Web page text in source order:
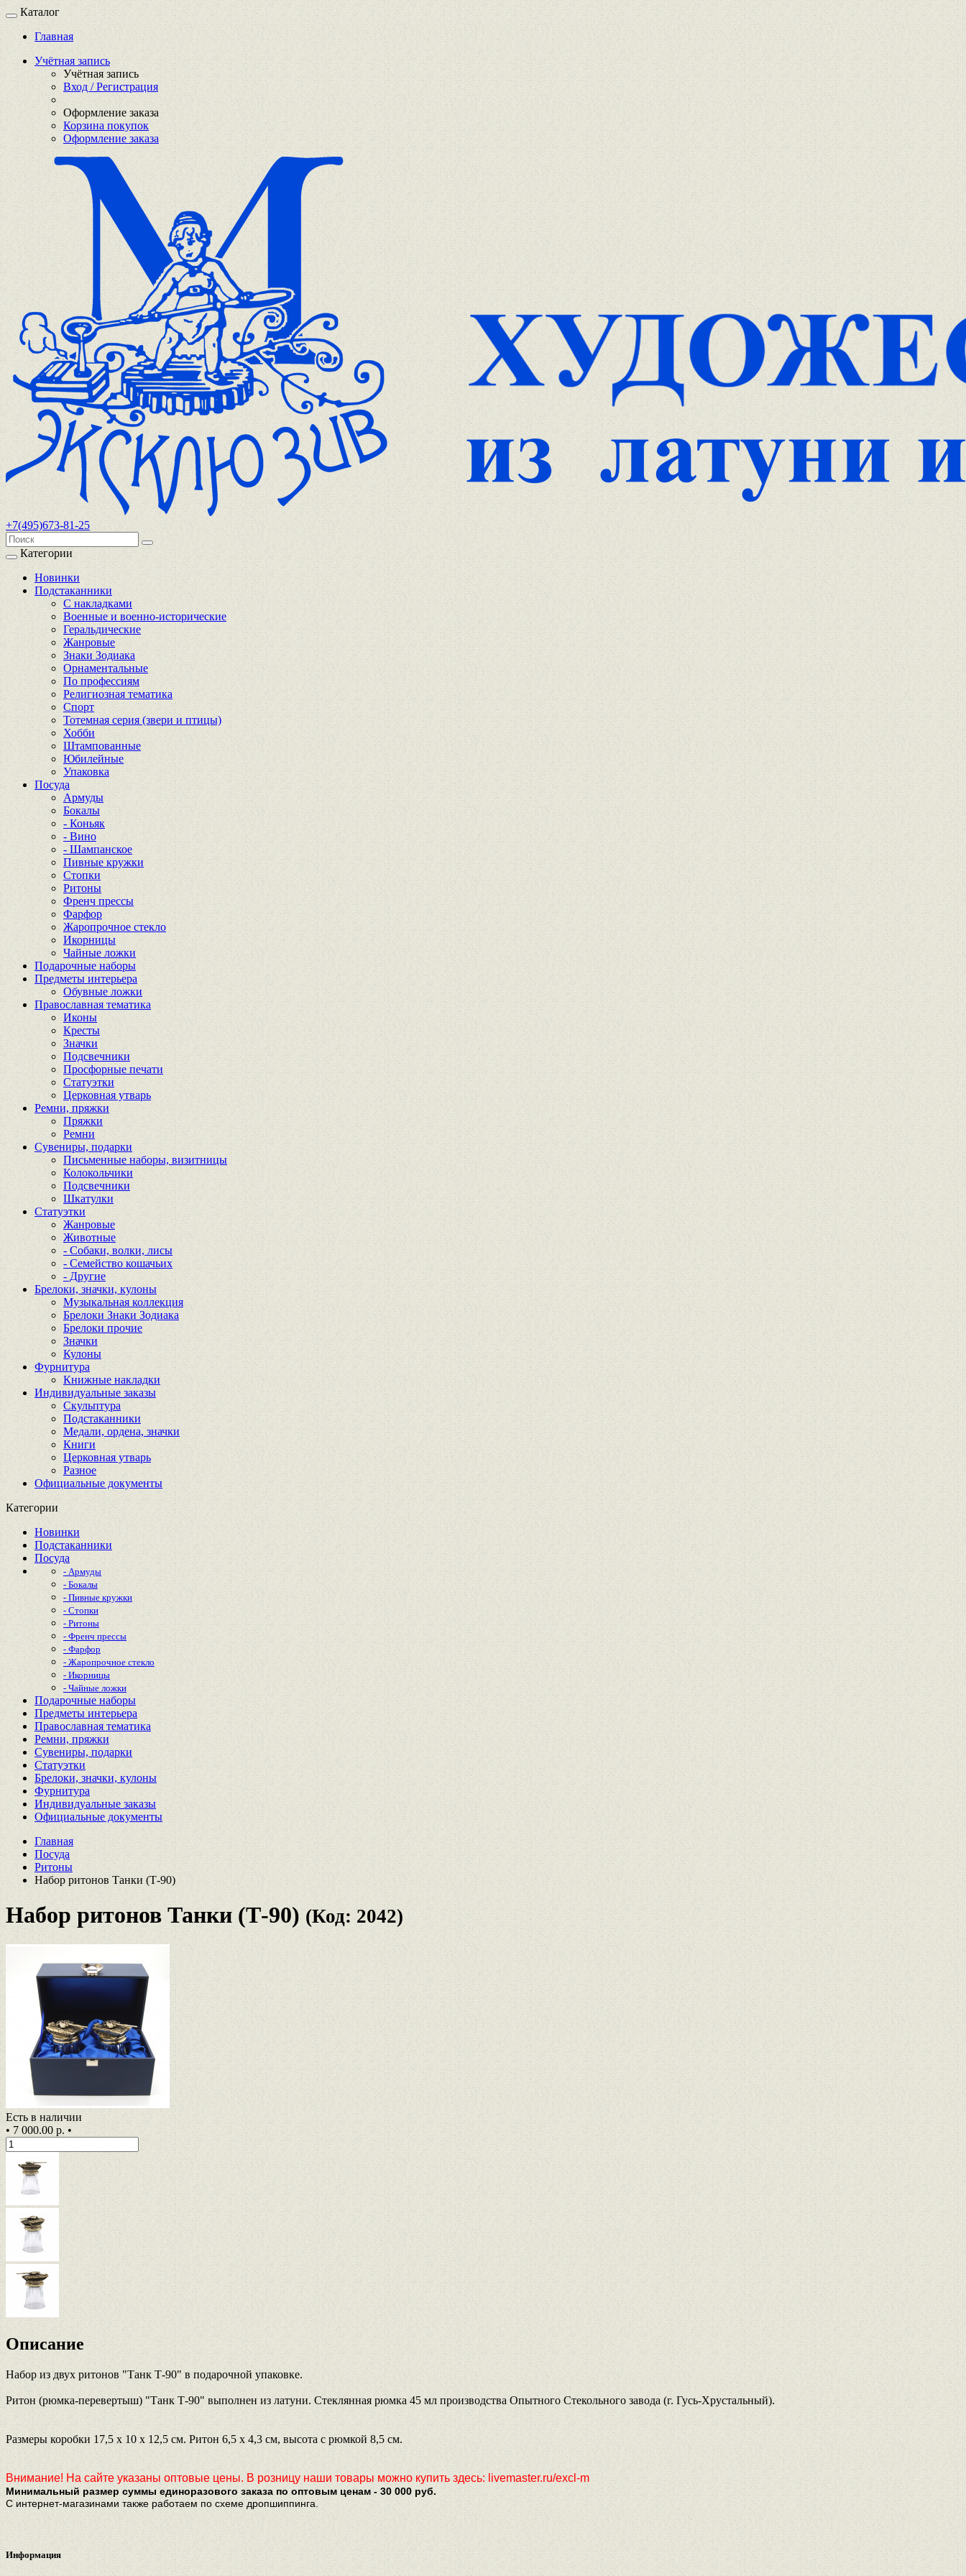
Каталог
Главная
Учётная запись
Учётная запись
Вход / Регистрация
Оформление заказа
Корзина покупок
Оформление заказа
+7(495)673-81-25
Категории
Новинки
Подстаканники
С накладками
Военные и военно-исторические
Геральдические
Жанровые
Знаки Зодиака
Орнаментальные
По профессиям
Религиозная тематика
Спорт
Тотемная серия (звери и птицы)
Хобби
Штампованные
Юбилейные
Упаковка
Посуда
Армуды
Бокалы
- Коньяк
- Вино
- Шампанское
Пивные кружки
Стопки
Ритоны
Френч прессы
Фарфор
Жаропрочное стекло
Икорницы
Чайные ложки
Подарочные наборы
Предметы интерьера
Обувные ложки
Православная тематика
Иконы
Кресты
Значки
Подсвечники
Просфорные печати
Статуэтки
Церковная утварь
Ремни, пряжки
Пряжки
Ремни
Сувениры, подарки
Письменные наборы, визитницы
Колокольчики
Подсвечники
Шкатулки
Статуэтки
Жанровые
Животные
- Собаки, волки, лисы
- Семейство кошачьих
- Другие
Брелоки, значки, кулоны
Музыкальная коллекция
Брелоки Знаки Зодиака
Брелоки прочие
Значки
Кулоны
Фурнитура
Книжные накладки
Индивидуальные заказы
Скульптура
Подстаканники
Медали, ордена, значки
Книги
Церковная утварь
Разное
Официальные документы
Категории
Новинки
Подстаканники
Посуда
- Армуды
- Бокалы
- Пивные кружки
- Стопки
- Ритоны
- Френч прессы
- Фарфор
- Жаропрочное стекло
- Икорницы
- Чайные ложки
Подарочные наборы
Предметы интерьера
Православная тематика
Ремни, пряжки
Сувениры, подарки
Статуэтки
Брелоки, значки, кулоны
Фурнитура
Индивидуальные заказы
Официальные документы
Главная
Посуда
Ритоны
Набор ритонов Танки (Т-90)
Набор ритонов Танки (Т-90) (Код: 2042)
Есть в наличии
• 7 000.00 р.•
Описание
Набор из двух ритонов "Танк Т-90" в подарочной упаковке.
Ритон (рюмка-перевертыш) "Танк Т-90" выполнен из латуни. Стеклянная рюмка 45 мл производства Опытного Стекольного завода (г. Гусь-Хрустальный).
Размеры коробки 17,5 х 10 х 12,5 см.Ритон 6,5 х 4,3 см, высота с рюмкой 8,5 см.
Внимание! На сайте указаны оптовые цены. В розницу наши товары можно купить здесь: livemaster.ru/excl-m
Минимальный размер суммы единоразового заказа по оптовым ценам - 30 000 руб.
С интернет-магазинами также работаем по схеме дропшиппинга.
Информация